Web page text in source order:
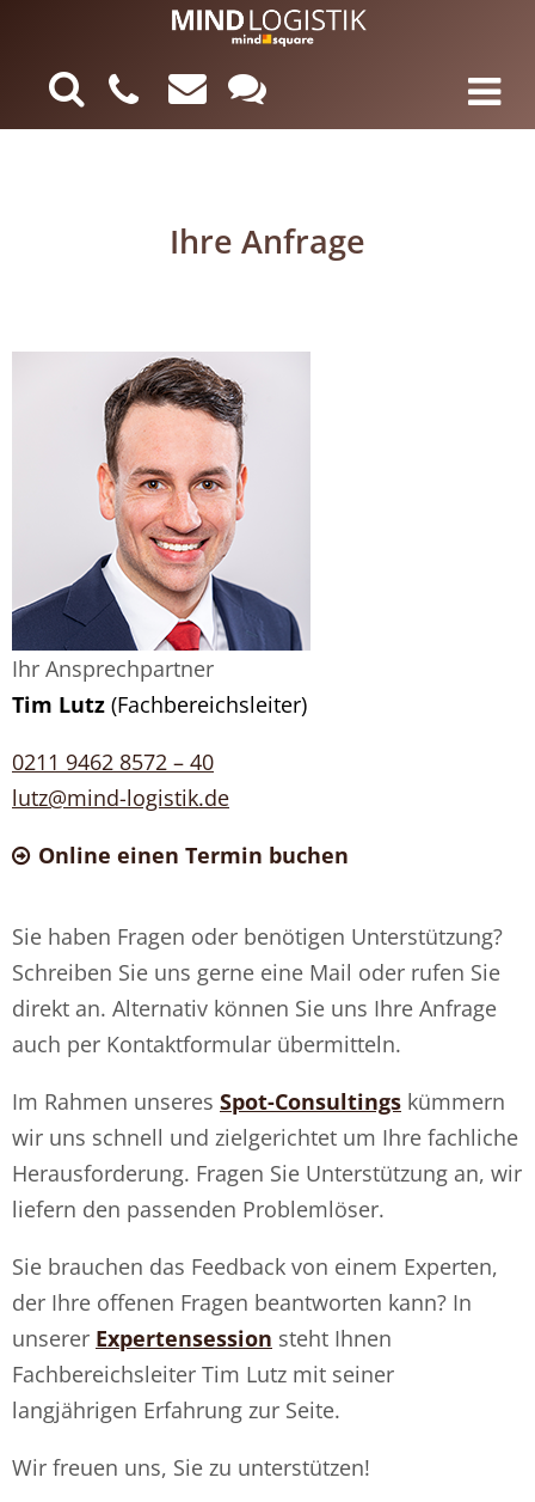
Ihre Anfrage
Ihr Ansprechpartner
Tim Lutz (Fachbereichsleiter)
0211 9462 8572 – 40
lutz@mind-logistik.de
Online einen Termin buchen
Sie haben Fragen oder benötigen Unterstützung?
Schreiben Sie uns gerne eine Mail oder rufen Sie
direkt an. Alternativ können Sie uns Ihre Anfrage
auch per Kontaktformular übermitteln.
Im Rahmen unseres Spot-Consultings kümmern
wir uns schnell und zielgerichtet um Ihre fachliche
Herausforderung. Fragen Sie Unterstützung an, wir
liefern den passenden Problemlöser.
Sie brauchen das Feedback von einem Experten,
der Ihre offenen Fragen beantworten kann? In
unserer Expertensession steht Ihnen
Fachbereichsleiter Tim Lutz mit seiner
langjährigen Erfahrung zur Seite.
Wir freuen uns, Sie zu unterstützen!